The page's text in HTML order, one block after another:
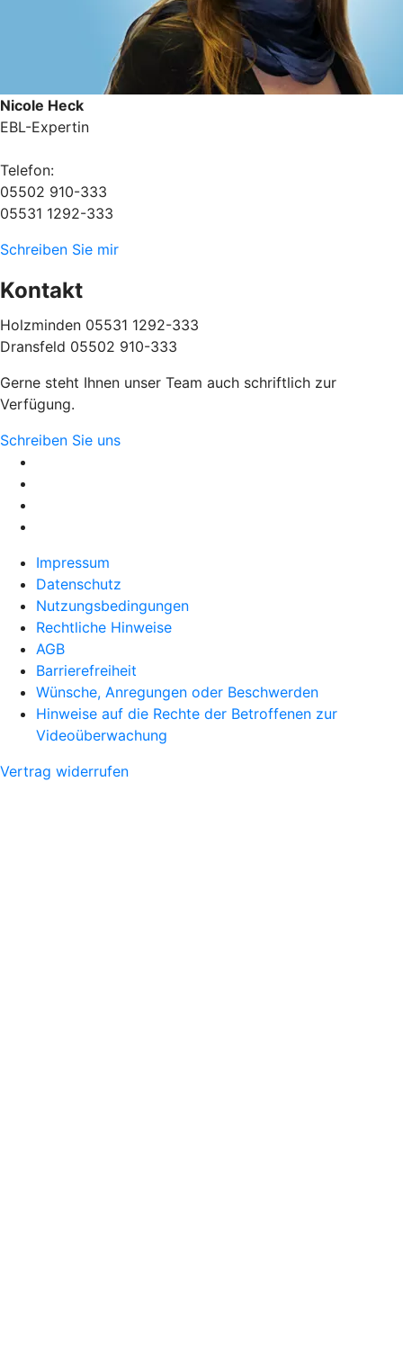
Nicole Heck
EBL-Expertin
Telefon:
05502 910-333
05531 1292-333
Schreiben Sie mir
Kontakt
Holzminden 05531 1292-333
Dransfeld 05502 910-333
Gerne steht Ihnen unser Team auch schriftlich zur
Verfügung.
Schreiben Sie uns
Impressum
Datenschutz
Nutzungsbedingungen
Rechtliche Hinweise
AGB
Barrierefreiheit
Wünsche, Anregungen oder Beschwerden
Hinweise auf die Rechte der Betroffenen zur
Videoüberwachung
Vertrag widerrufen